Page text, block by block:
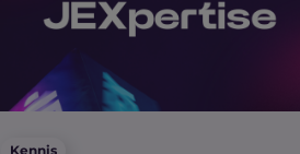
Kennis